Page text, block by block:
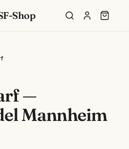
Shop
—
Mannheim